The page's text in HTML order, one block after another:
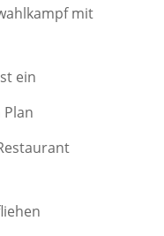
mit
ein